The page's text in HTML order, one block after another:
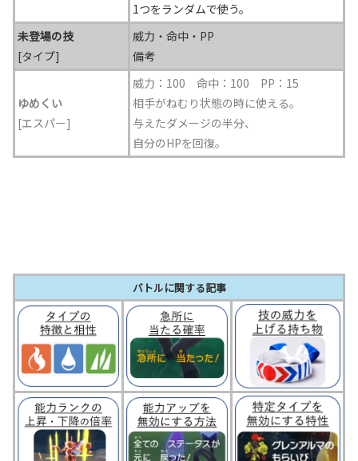
1つをランダムで使う。
未登場の技
[タイプ]
威力・命中・PP
備考
ゆめくい
[エスパー]
威力：100 命中：100 PP：15
相手がねむり状態の時に使える。
与えたダメージの半分、
自分のHPを回復。
バトルに関する記事